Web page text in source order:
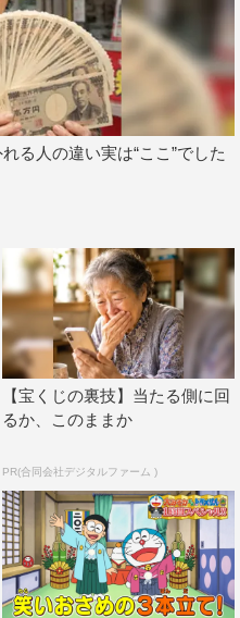
る人の違い実は“ここ”でした
【宝くじの裏技】当たる側に回
るか、このままか
PR(合同会社デジタルファーム )